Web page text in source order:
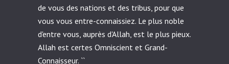
de vous des nations et des tribus, pour que
vous vous entre-connaissiez. Le plus noble
d'entre vous, auprès d'Allah, est le plus pieux.
Allah est certes Omniscient et Grand-
Connaisseur. ``